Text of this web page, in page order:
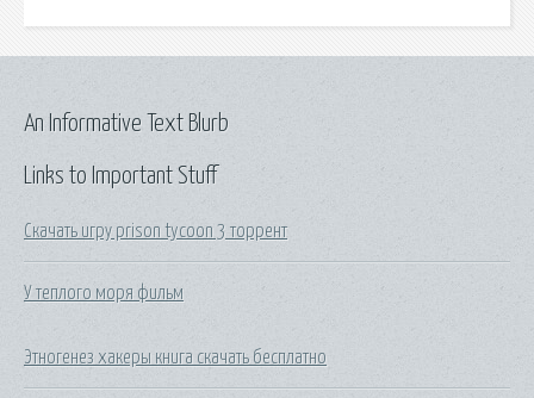
Links to Important Stuff
Скачать игру prison tycoon 3 торрент
У теплого моря фильм
Этногенез хакеры книга скачать бесплатно
An Informative Text Blurb